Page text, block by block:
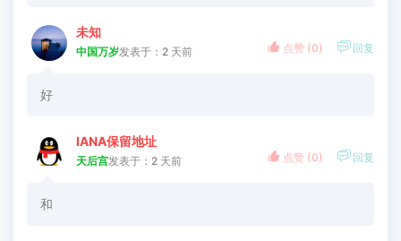
未知
中国万岁发表于：2 天前
好
 点赞 (0)  回复
IANA保留地址
天后宫发表于：2 天前
和
 点赞 (0)  回复